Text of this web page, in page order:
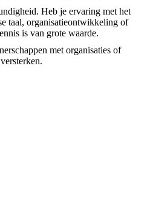
Heb je ervaring met het
taal, organisatieontwikkeling of
is van grote waarde.
met organisaties of